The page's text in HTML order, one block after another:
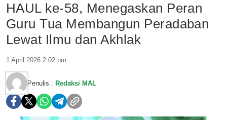
HAUL ke-58, Menegaskan Peran
Guru Tua Membangun Peradaban
Lewat Ilmu dan Akhlak
1 April 2026 2:02 pm
Penulis : Redaksi MAL